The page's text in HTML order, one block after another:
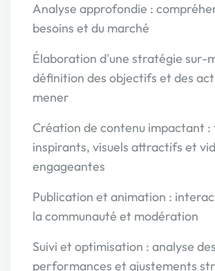
Analyse approfondie :
besoins et du marché
Élaboration d'une stratégie sur-
définition des objectifs et des
mener
Création de contenu impactant :
inspirants, visuels attractifs et
engageantes
Publication et animation :
la communauté et modération
Suivi et optimisation : analyse des
performances et ajustements